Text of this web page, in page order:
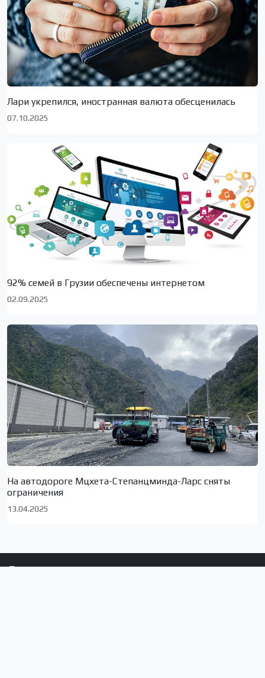
Лари укрепился, иностранная валюта обесценилась
07.10.2025
92% семей в Грузии обеспечены интернетом
02.09.2025
На автодороге Мцхета-Степанцминда-Ларс сняты
ограничения
13.04.2025
Сюжеты по локациям